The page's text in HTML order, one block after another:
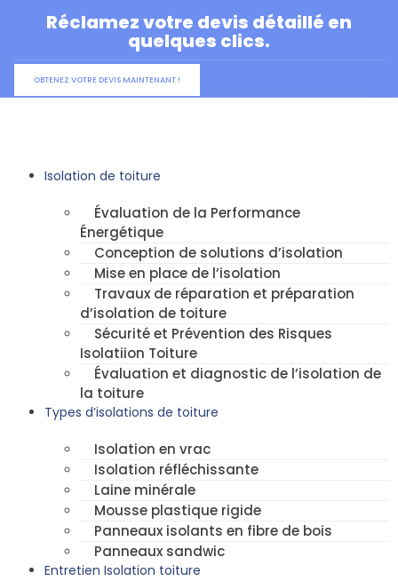
Réclamez votre devis détaillé en
quelques clics.
OBTENEZ VOTRE DEVIS MAINTENANT !
Isolation de toiture
Évaluation de la Performance
Énergétique
Conception de solutions d’isolation
Mise en place de l’isolation
Travaux de réparation et préparation
d’isolation de toiture
Sécurité et Prévention des Risques
Isolatiion Toiture
Évaluation et diagnostic de l’isolation de
la toiture
Types d’isolations de toiture
Isolation en vrac
Isolation réfléchissante
Laine minérale
Mousse plastique rigide
Panneaux isolants en fibre de bois
Panneaux sandwic
Entretien Isolation toiture